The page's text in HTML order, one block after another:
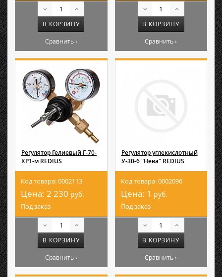
В КОРЗИНУ
Сравнить ›
В КОРЗИНУ
Сравнить ›
Регулятор Гелиевый Г-70-
КР1-м REDIUS
Код товара: 0002113
Цена: 2 230 руб.
Под заказ
В КОРЗИНУ
Сравнить ›
Регулятор углекислотный
У-30-6 "Нева" REDIUS
Код товара: 0002096
Цена: 1 руб.
Под заказ
В КОРЗИНУ
Сравнить ›